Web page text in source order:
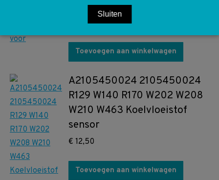
voor W210 S210
45,00
Toevoegen aan winkelwagen
A2105450024 2105450024
R129 W140 R170 W202 W208
W210 W463 Koelvloeistof
sensor
€ 12,50
Toevoegen aan winkelwagen
Sluiten